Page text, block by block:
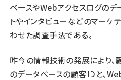
ベースやWebアクセスログのデ
トやインタビューなどのマーケ
わせた調査手法である。
昨今の情報技術の発展により
のデータベースの顧客IDと、